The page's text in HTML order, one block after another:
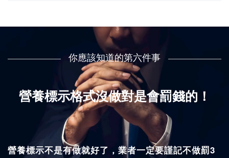
你應該知道的第六件事
營養標示格式沒做對是會罰錢的！
營養標示不是有做就好了，業者一定要謹記不做罰3